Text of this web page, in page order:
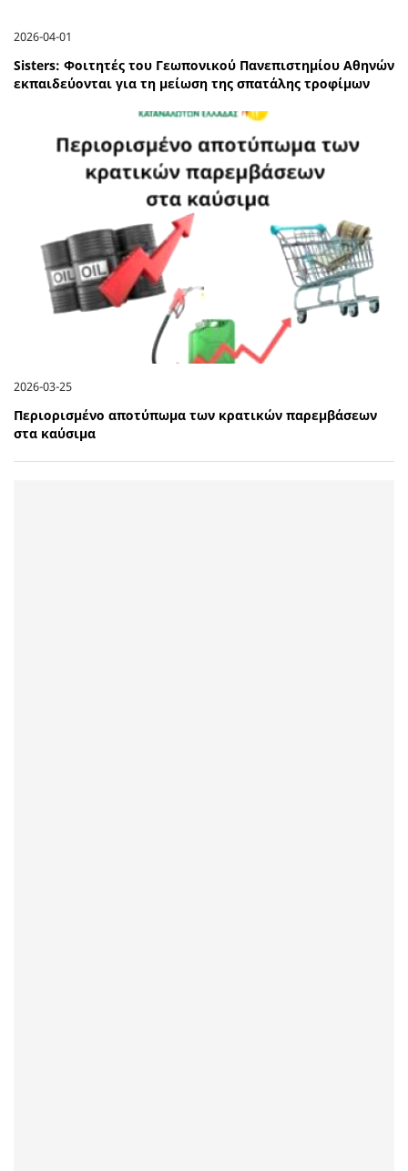
2026-04-01
Sisters: Φοιτητές του Γεωπονικού Πανεπιστημίου Αθηνών
εκπαιδεύονται για τη μείωση της σπατάλης τροφίμων
2026-03-25
Περιορισμένο αποτύπωμα των κρατικών παρεμβάσεων
στα καύσιμα